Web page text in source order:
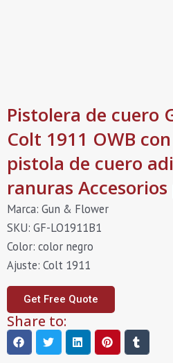
Pistolera de cuero
Colt 1911 OWB
pistola de cuero
ranuras
Marca: Gun & Flower
SKU: GF-LO1911B1
Color: color negro
Ajuste: Colt 1911
Get Free Quote
Share to: